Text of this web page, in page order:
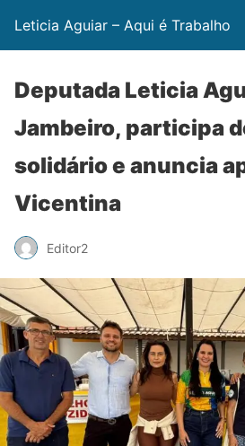
Leticia Aguiar – Aqui é Trabalho
Deputada Leticia
Jambeiro, participa
solidário e anuncia
Vicentina
Editor2